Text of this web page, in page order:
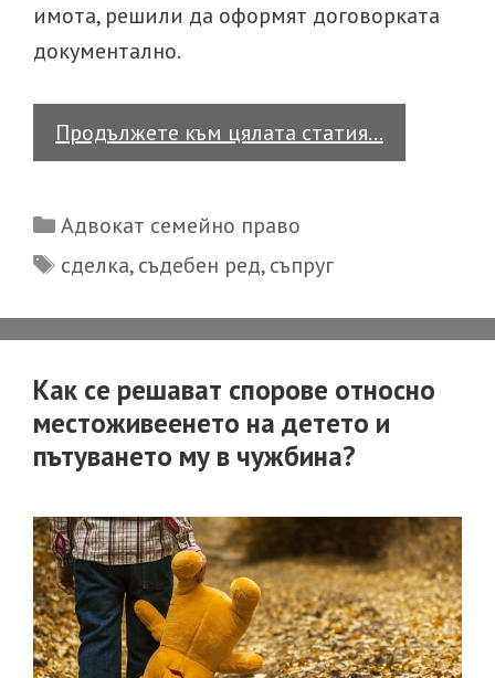
имота, решили да оформят договорката
документално.
Продължете към цялата статия…
се
сделка
от
единия
само
от
името
на
другия
Categories
Адвокат семейно право
Tags
сделка,съдебен ред,съпруг
Как се решават спорове относно
местоживеенето на детето и
пътуването му в чужбина?